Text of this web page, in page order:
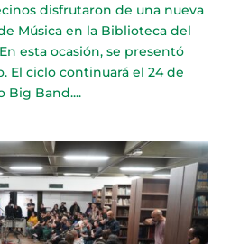
disfrutaron de una nueva
Música en la Biblioteca del
esta ocasión, se presentó
El ciclo continuará el 24 de
Big Band....